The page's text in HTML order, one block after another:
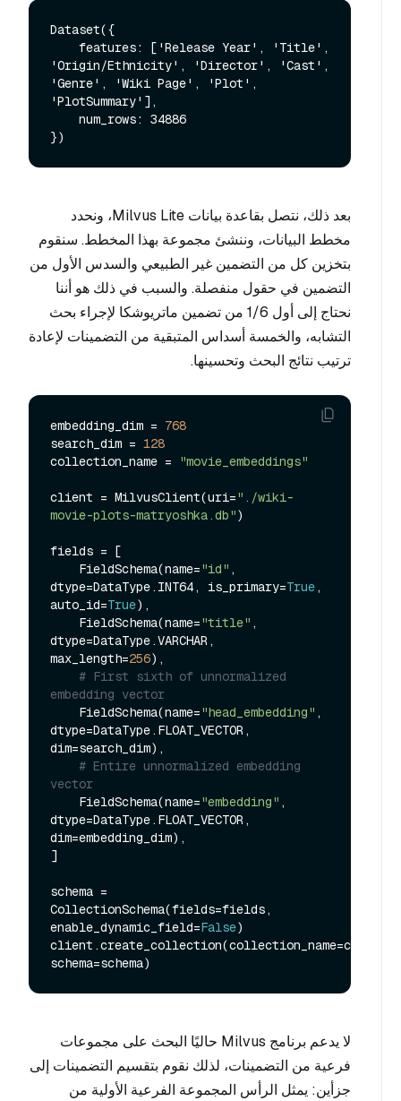
Dataset({
'Origin/Ethnicity', 'Director', 'Cast',
'Genre', 'Wiki Page', 'Plot',
'PlotSummary'],
بعد ذلك، نتصل بقاعدة بيانات Milvus Lite، ونحدد
مخطط البيانات، وننشئ مجموعة بهذا المخطط. سنقوم
بتخزين كل من التضمين غير الطبيعي والسدس الأول من
التضمين في حقول منفصلة. والسبب في ذلك هو أننا
نحتاج إلى أول 1/6 من تضمين ماتريوشكا لإجراء بحث
التشابه، والخمسة أسداس المتبقية من التضمينات لإعادة
ترتيب نتائج البحث وتحسينها.
embedding_dim = 768
search_dim = 128
collection_name =
"movie_embeddings"
client = MilvusClient(uri="./wiki-
movie-plots-matryoshka.db")
fields = [
    FieldSchema(name=
"id" ,
dtype=DataType.INT64, is_primary=True,
auto_id=True),
    FieldSchema(name=
"title" ,
dtype=DataType.VARCHAR,
max_length=256),
# First sixth of unnormalized
embedding vector
    FieldSchema(name=
"head_embedding" ,
dtype=DataType.FLOAT_VECTOR,
dim=search_dim),
# Entire unnormalized embedding
vector
    FieldSchema(name=
"embedding" ,
dtype=DataType.FLOAT_VECTOR,
dim=embedding_dim),
]
schema =
CollectionSchema(fields=fields,
enable_dynamic_field=False)
لا يدعم برنامج Milvus حاليًا البحث على مجموعات
فرعية من التضمينات، لذلك نقوم بتقسيم التضمينات إلى
جزأين: يمثل الرأس المجموعة الفرعية الأولية من